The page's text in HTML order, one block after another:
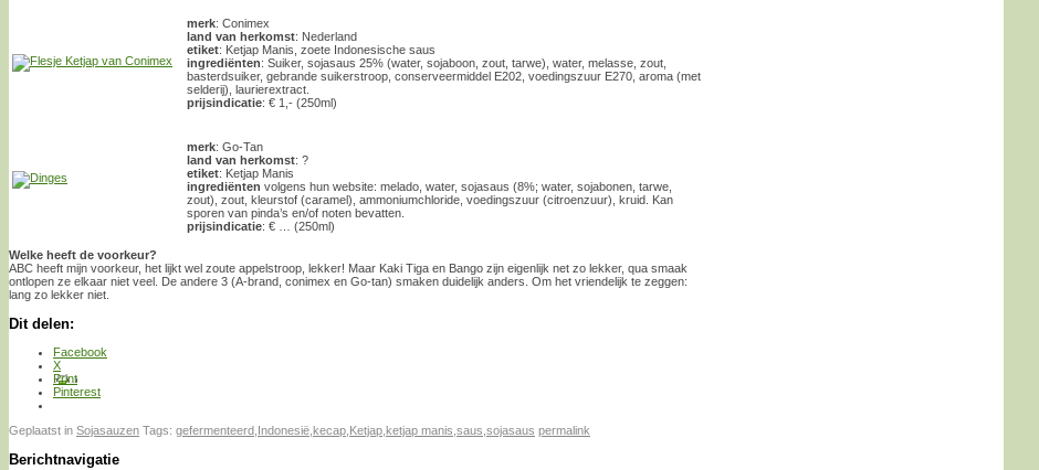
merk: Conimex
land van herkomst: Nederland
etiket: Ketjap Manis, zoete Indonesische saus
ingrediënten: Suiker, sojasaus 25% (water, sojaboon, zout, tarwe), water, melasse, zout,
basterdsuiker, gebrande suikerstroop, conserveermiddel E202, voedingszuur E270, aroma (met
selderij), laurierextract.
prijsindicatie: € 1,- (250ml)
merk: Go-Tan
land van herkomst: ?
etiket: Ketjap Manis
ingrediënten volgens hun website: melado, water, sojasaus (8%; water, sojabonen, tarwe,
zout), zout, kleurstof (caramel), ammoniumchloride, voedingszuur (citroenzuur), kruid. Kan
sporen van pinda’s en/of noten bevatten.
prijsindicatie: € … (250ml)
Welke heeft de voorkeur?
ABC heeft mijn voorkeur, het lijkt wel zoute appelstroop, lekker! Maar Kaki Tiga en Bango zijn eigenlijk net zo lekker, qua smaak
ontlopen ze elkaar niet veel. De andere 3 (A-brand, conimex en Go-tan) smaken duidelijk anders. Om het vriendelijk te zeggen:
lang zo lekker niet.
Dit delen:
Facebook
X
Print
Pinterest
Geplaatst in Sojasauzen Tags: gefermenteerd, Indonesië,kecap, Ketjap,ketjap manis,saus,sojasaus permalink
Berichtnavigatie